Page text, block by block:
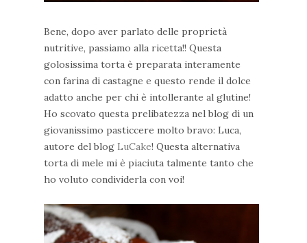
Bene, dopo aver parlato delle proprietà
nutritive, passiamo alla ricetta!! Questa
golosissima torta è preparata interamente
con farina di castagne e questo rende il dolce
adatto anche per chi è intollerante al glutine!
Ho scovato questa prelibatezza nel blog di un
giovanissimo pasticcere molto bravo: Luca,
autore del blog LuCake! Questa alternativa
torta di mele mi è piaciuta talmente tanto che
ho voluto condividerla con voi!